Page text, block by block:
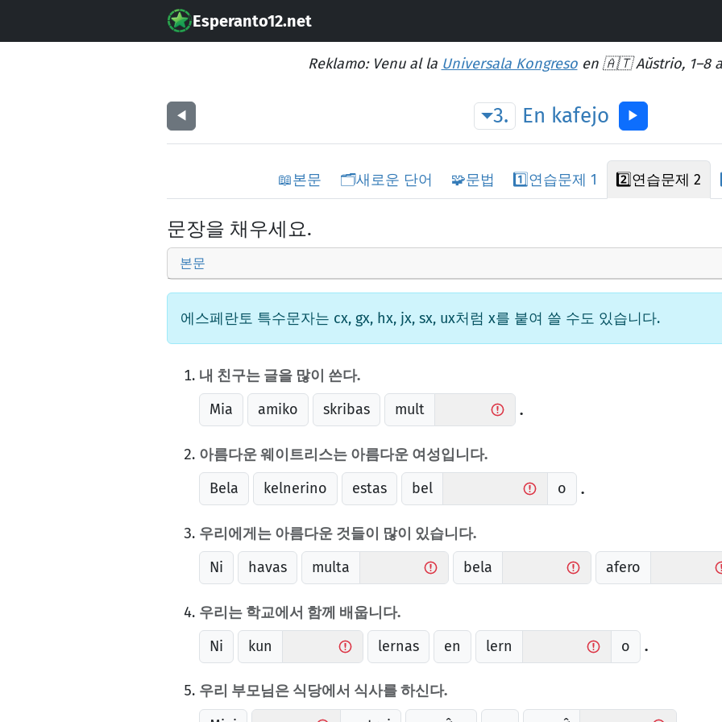
Esperanto12.net
Reklamo: Venu al la Universala Kongresoen 🇦🇹 Aŭstrio, 1–8
◀︎ 3. En kafejo ▶︎
📖본문 🗂️새로운 단어 🧩문법 1️⃣연습문제 1 2️⃣연습문제 2
문장을 채우세요.
본문
에스페란토 특수문자는 cx, gx, hx, jx, sx, ux처럼 x를 붙여 쓸 수도 있습니다.
내 친구는 글을 많이 쓴다.
Mia
amiko skribas mult .
아름다운 웨이트리스는 아름다운 여성입니다.
Bela
kelnerino estas bel o .
우리에게는 아름다운 것들이 많이 있습니다.
Ni
havas multa bela afero
우리는 학교에서 함께 배웁니다.
Ni
kun lernas en lern o .
우리 부모님은 식당에서 식사를 하신다.